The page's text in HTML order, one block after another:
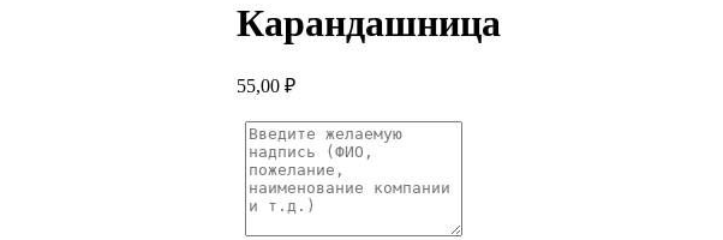
Карандашница
55,00₽